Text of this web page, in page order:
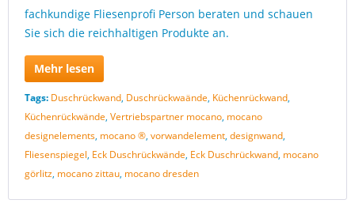
fachkundige Fliesenprofi Person beraten und schauen
Sie sich die reichhaltigen Produkte an.
Mehr lesen
Tags: Duschrückwand, Duschrückwaände, Küchenrückwand,
Küchenrückwände, Vertriebspartner mocano, mocano
designelements, mocano ®, vorwandelement, designwand,
Fliesenspiegel, Eck Duschrückwände, Eck Duschrückwand, mocano
görlitz, mocano zittau, mocano dresden